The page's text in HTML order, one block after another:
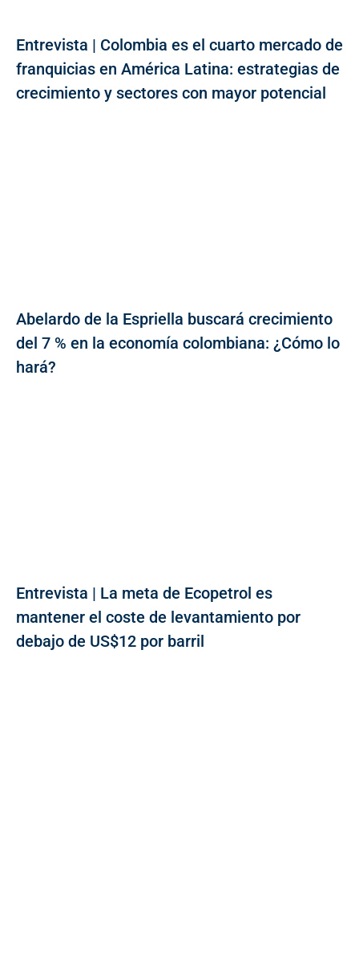
Entrevista | Colombia es el cuarto mercado de
franquicias en América Latina: estrategias de
crecimiento y sectores con mayor potencial
Abelardo de la Espriella buscará crecimiento
del 7 % en la economía colombiana: ¿Cómo lo
hará?
Entrevista | La meta de Ecopetrol es
mantener el coste de levantamiento por
debajo de US$12 por barril